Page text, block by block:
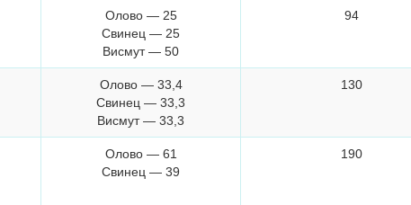
Олово — 25
Свинец — 25
Висмут — 50
94
Олово — 33,4
Свинец — 33,3
Висмут — 33,3
130
Олово — 61
Свинец — 39
190